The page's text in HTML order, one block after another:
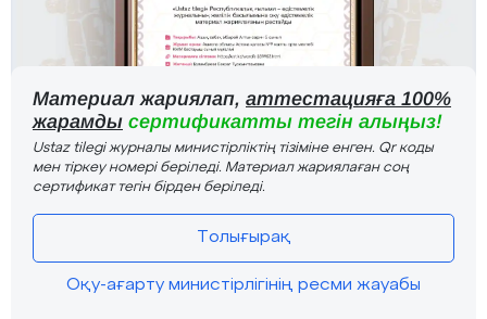
Материал жариялап, аттестацияға 100%
жарамды сертификатты тегін алыңыз!
Ustaz tilegi журналы министірліктің тізіміне енген. Qr коды
мен тіркеу номері беріледі. Материал жариялаған соң
сертификат тегін бірден беріледі.
Толығырақ
Оқу-ағарту министірлігінің ресми жауабы